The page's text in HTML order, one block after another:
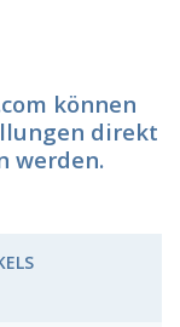
können
direkt
werden.